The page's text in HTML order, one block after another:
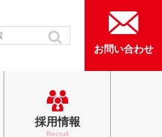
お問い合わせ
採用情報
Recruit